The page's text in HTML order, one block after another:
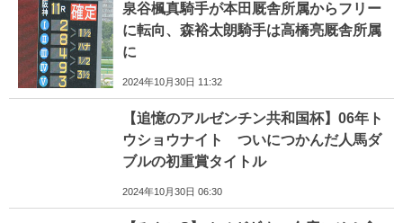
泉谷楓真騎手が本田厩舎所属からフリー
に転向、森裕太朗騎手は高橋亮厩舎所属
に
2024年10月30日 11:32
【追憶のアルゼンチン共和国杯】06年ト
ウショウナイト ついにつかんだ人馬ダ
ブルの初重賞タイトル
2024年10月30日 06:30